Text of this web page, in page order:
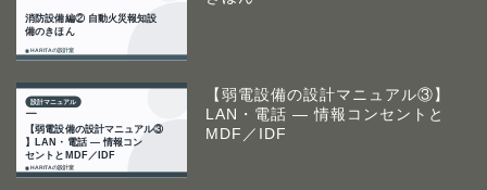
【弱電設備の設計マニュアル③】
LAN・電話 ― 情報コンセントと
MDF／IDF